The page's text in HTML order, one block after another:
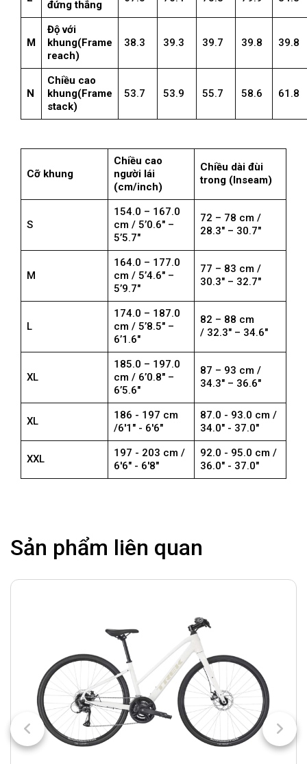
đứng thẳng
M
Độ với
khung(Frame
reach)
38.3 39.3 39.7 39.8 39.8
N
Chiều cao
khung(Frame
stack)
53.7 53.9 55.7 58.6 61.8
Cỡ khung
Chiều cao
người lái
(cm/inch)
Chiều dài đùi
trong (Inseam)
S
154.0 – 167.0
cm / 5’0.6″ –
5’5.7″
72 – 78 cm /
28.3″ – 30.7″
M
164.0 – 177.0
cm / 5’4.6″ –
5’9.7″
77 – 83 cm /
30.3″ – 32.7″
L
174.0 – 187.0
cm / 5’8.5″ –
6’1.6″
82 – 88 cm
/ 32.3″ – 34.6″
XL
185.0 – 197.0
cm / 6’0.8″ –
6’5.6″
87 – 93 cm /
34.3″ – 36.6″
XL
186 - 197 cm
/6'1" - 6'6"
87.0 - 93.0 cm /
34.0" - 37.0"
XXL
197 - 203 cm /
6'6" - 6'8"
92.0 - 95.0 cm /
36.0" - 37.0"
Sản phẩm liên quan